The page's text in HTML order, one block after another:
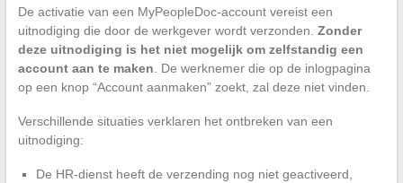
De activatie van een MyPeopleDoc-account vereist een
uitnodiging die door de werkgever wordt verzonden. Zonder
deze uitnodiging is het niet mogelijk om zelfstandig een
account aan te maken. De werknemer die op de inlogpagina
op een knop “Account aanmaken” zoekt, zal deze niet vinden.
Verschillende situaties verklaren het ontbreken van een
uitnodiging:
De HR-dienst heeft de verzending nog niet geactiveerd,